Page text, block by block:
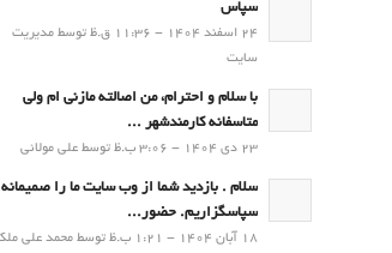
سپاس
24 اسفند 1404 - 11:36 ق.ظ توسط مدیریت
سایت
با سلام و احترام، من اصالته مازنی ام ولی
متاسفانه کارمندشهر ...
23 دی 1404 - 3:06 ب.ظ توسط علی مولائی
سلام . بازدید شما از وب سایت ما را صمیمانه
سپاسگزاریم. حضور...
18 آبان 1404 - 1:21 ب.ظ توسط محمد علی ملکی